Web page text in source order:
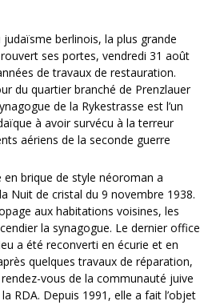
berlinois, la plus grande
ses portes, vendredi 31 août
de travaux de restauration.
du quartier branché de Prenzlauer
de la Rykestrasse est l’un
à avoir survécu à la terreur
aériens de la seconde guerre
en brique de style néoroman a
Nuit de cristal du 9 novembre 1938.
aux habitations voisines, les
la synagogue. Le dernier office
a été reconverti en écurie et en
quelques travaux de réparation,
vous de la communauté juive
RDA. Depuis 1991, elle a fait l’objet